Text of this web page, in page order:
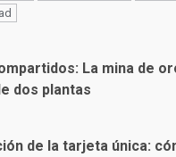
La mina de
dos plantas
de la tarjeta única: